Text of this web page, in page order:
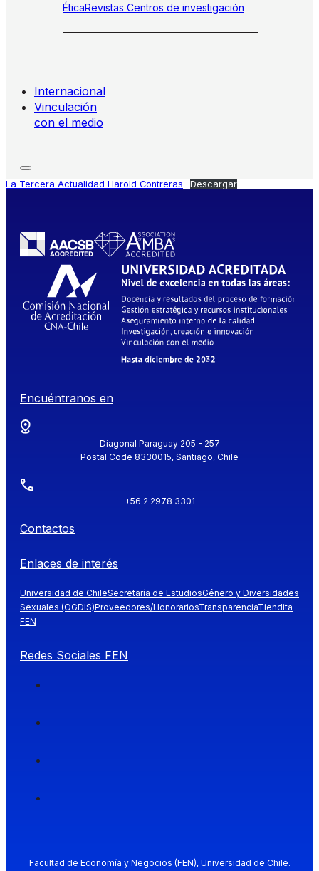
ÉticaRevistas Centros de investigación
Internacional
Vinculación
con el medio
La Tercera Actualidad Harold Contreras Descargar
Encuéntranos en
Diagonal Paraguay 205 - 257
Postal Code 8330015, Santiago, Chile
+56 2 2978 3301
Contactos
Enlaces de interés
Universidad de ChileSecretaría de EstudiosGénero y Diversidades
Sexuales (OGDIS)Proveedores/HonorariosTransparenciaTiendita
FEN
Redes Sociales FEN
Facultad de Economía y Negocios (FEN), Universidad de Chile.